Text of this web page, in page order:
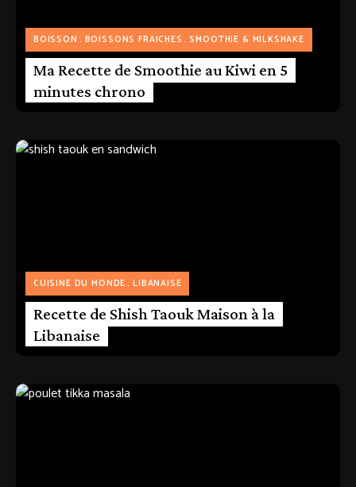
BOISSON BOISSONS FRAICHES SMOOTHIE & MILKSHAKE
Ma Recette de Smoothie au Kiwi en 5
minutes chrono
CUISINE DU MONDE LIBANAISE
Recette de Shish Taouk Maison à la
Libanaise